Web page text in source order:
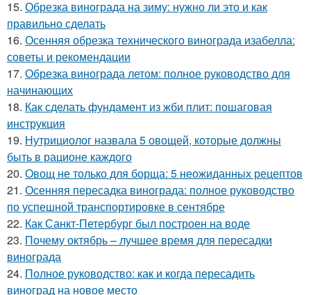
15. Обрезка винограда на зиму: нужно ли это и как
правильно сделать
16. Осенняя обрезка технического винограда изабелла:
советы и рекомендации
17. Обрезка винограда летом: полное руководство для
начинающих
18. Как сделать фундамент из жби плит: пошаговая
инструкция
19. Нутрициолог назвала 5 овощей, которые должны
быть в рационе каждого
20. Овощ не только для борща: 5 неожиданных рецептов
21. Осенняя пересадка винограда: полное руководство
по успешной транспортировке в сентябре
22. Как Санкт-Петербург был построен на воде
23. Почему октябрь – лучшее время для пересадки
винограда
24. Полное руководство: как и когда пересадить
виноград на новое место